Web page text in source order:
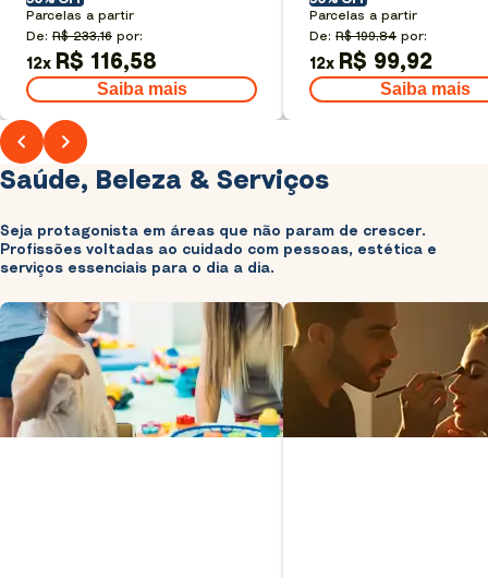
Parcelas a partir
De: R$ 233,16 por:
12x R$ 116,58
Saiba mais
Parcelas a partir
De: R$ 199,84 por:
12x R$ 99,92
Saiba mais
Saúde, Beleza & Serviços
Seja protagonista em áreas que não param de crescer.
Profissões voltadas ao cuidado com pessoas, estética e
serviços essenciais para o dia a dia.